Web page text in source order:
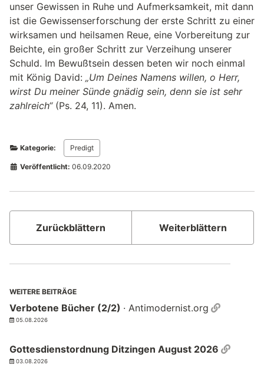
unser Gewissen in Ruhe und Aufmerksamkeit, mit dann
ist die Gewissenserforschung der erste Schritt zu einer
wirksamen und heilsamen Reue, eine Vorbereitung zur
Beichte, ein großer Schritt zur Verzeihung unserer
Schuld. Im Bewußtsein dessen beten wir noch einmal
mit König David: „Um Deines Namens willen, o Herr,
wirst Du meiner Sünde gnädig sein, denn sie ist sehr
zahlreich“(Ps. 24, 11). Amen.
Kategorie: Predigt
Veröffentlicht: 06.09.2020
Zurückblättern Weiterblättern
WEITERE BEITRÄGE
Verbotene Bücher (2/2) · Antimodernist.org
05.08.2026
Gottesdienstordnung Ditzingen August 2026
03.08.2026